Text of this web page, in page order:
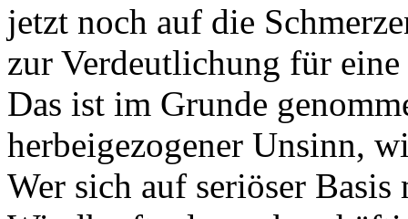
jetzt noch auf die
zur Verdeutlichung für
Das ist im Grunde
herbeigezogener Unsinn,
Wer sich auf seriöser